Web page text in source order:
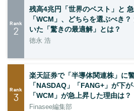
Rank
2
残高4兆円「世界のベスト」と
「WCM」、どちらを選ぶべき
いた「驚きの最適解」とは？
徳永 浩
Rank
3
楽天証券で「半導体関連株」に警
「NASDAQ」「FANG+」が下が
「WCM」が急上昇した理由は？
Finasee編集部